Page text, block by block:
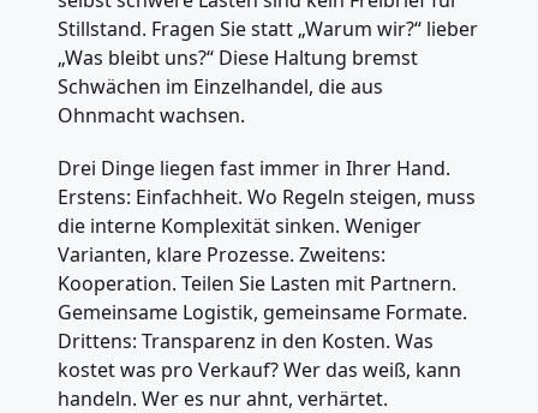
Stillstand. Fragen Sie statt „Warum wir?“ lieber
„Was bleibt uns?“ Diese Haltung bremst
Schwächen im Einzelhandel, die aus
Ohnmacht wachsen.
Drei Dinge liegen fast immer in Ihrer Hand.
Erstens: Einfachheit. Wo Regeln steigen, muss
die interne Komplexität sinken. Weniger
Varianten, klare Prozesse. Zweitens:
Kooperation. Teilen Sie Lasten mit Partnern.
Gemeinsame Logistik, gemeinsame Formate.
Drittens: Transparenz in den Kosten. Was
kostet was pro Verkauf? Wer das weiß, kann
handeln. Wer es nur ahnt, verhärtet.